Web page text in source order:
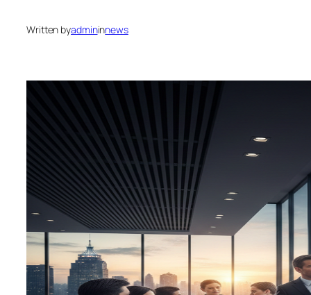
Written byadmininnews